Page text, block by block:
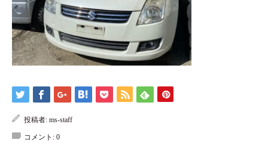
投稿者: ms-staff
コメント: 0